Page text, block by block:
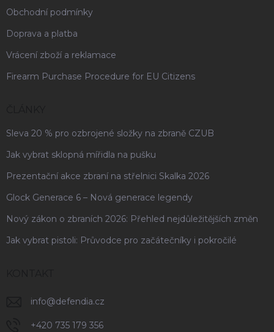
Obchodní podmínky
Doprava a platba
Vrácení zboží a reklamace
Firearm Purchase Procedure for EU Citizens
Sleva 20 % pro ozbrojené složky na zbraně CZUB
Jak vybrat sklopná mířidla na pušku
Prezentační akce zbraní na střelnici Skalka 2026
Glock Generace 6 – Nová generace legendy
Nový zákon o zbraních 2026: Přehled nejdůležitějších změn
Jak vybrat pistoli: Průvodce pro začátečníky i pokročilé
info@defendia.cz
+420 735 179 356